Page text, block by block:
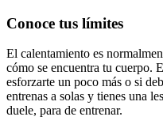
Conoce tus límites
El calentamiento es
cómo se encuentra tu cuerpo.
esforzarte un poco más o si
entrenas a solas y tienes una
duele, para de entrenar.